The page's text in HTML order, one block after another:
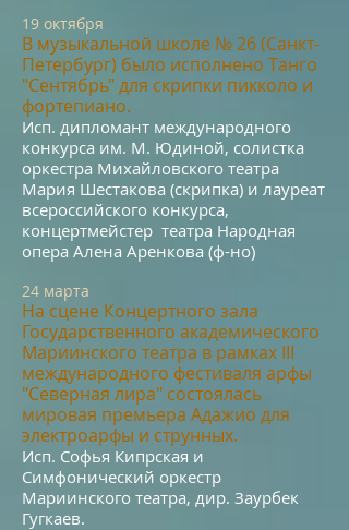
19 октября
В музыкальной школе № 26 (Санкт-
Петербург) было исполнено Танго
"Сентябрь" для скрипки пикколо и
фортепиано.
Исп. дипломант международного
конкурса им. М. Юдиной, солистка
оркестра Михайловского театра
Мария Шестакова (скрипка) и лауреат
всероссийского конкурса,
концертмейстер театра Народная
опера Алена Аренкова (ф-но)
24 марта
На сцене Концертного зала
Государственного академического
Мариинского театра в рамках III
международного фестиваля арфы
"Северная лира" состоялась
мировая премьера Адажио для
электроарфы и струнных.
Исп. Софья Кипрская и
Симфонический оркестр
Мариинского театра, дир. Заурбек
Гугкаев.